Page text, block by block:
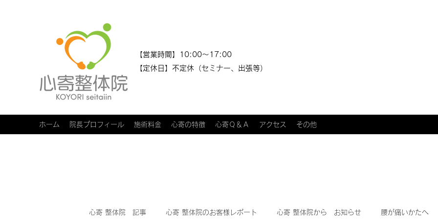
​​【営業時間】10:00～17:00
【定休日】不定休（セミナー、出張等）
ホーム 院長プロフィール 施術料金 心寄の特徴 心寄Ｑ＆Ａ アクセス その他
心寄 整体院 記事 心寄 整体院のお客様レポート 心寄 整体院から お知らせ 腰が痛いかたへ